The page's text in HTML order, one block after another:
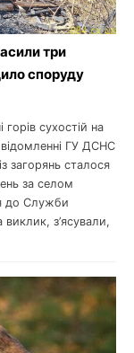
три
споруду
сухостій на
ГУ ДСНС
загорянь сталося
за селом
до Служби
виклик, з’ясували,